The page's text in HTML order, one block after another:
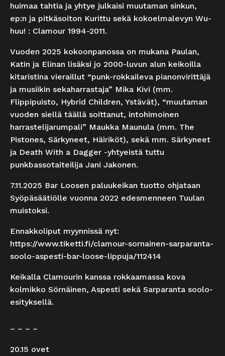
huimaa tahtia ja yhtye julkaisi muutaman sinkun,
ep:n ja pitkäsoiton Kurittu sekä kokoelmalevyn Wu-
huu! : Clamour 1994-2011.
Vuoden 2025 kokoonpanossa on mukana Paulan,
Katin ja Elinan lisäksi jo 2000-luvun alun keikoilla
kitaristina vieraillut “punk-rokkaileva pianonvirittäjä
ja musiikin sekaharrastaja” Mika Kivi (mm.
Flippipuisto, Hybrid Children, Ystävät), “muutaman
vuoden siellä täällä soittanut, intohimoinen
harrastelijarumpali” Maukka Maunula (mm. The
Pistones, Särkyneet, Häiriköt), sekä mm. Särkyneet
ja Death With a Dagger -yhtyeistä tuttu
punkbassotaiteilija Jani Jakonen.
7.11.2025 Bar Loosen paluukeikan tuotto ohjataan
Syöpäsäätiölle vuonna 2022 edesmenneen Tuulan
muistoksi.
Ennakkoliput myynnissä nyt:
https://www.tiketti.fi/clamour-sornainen-sarparanta-
soolo-aspesti-bar-loose-lippuja/112414
Keikalla Clamourin kanssa rokkaamassa kova
kolmikko Sörnäinen, Aspesti sekä Sarparanta soolo-
esityksellä.
– – – –
20.15 ovet